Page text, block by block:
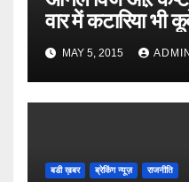
वार में कटारिया भी
MAY 5, 2015 ADMIN
बडी ख़बर ब्रेकिंग न्यूज़ राजनीति